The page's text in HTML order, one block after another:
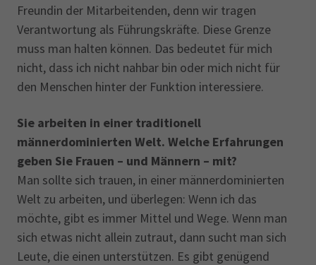
Freundin der Mitarbeitenden, denn wir tragen
Verantwortung als Führungskräfte. Diese Grenze
muss man halten können. Das bedeutet für mich
nicht, dass ich nicht nahbar bin oder mich nicht für
den Menschen hinter der Funktion interessiere.
Sie arbeiten in einer traditionell
männerdominierten Welt. Welche Erfahrungen
geben Sie Frauen – und Männern – mit?
Man sollte sich trauen, in einer männerdominierten
Welt zu arbeiten, und überlegen: Wenn ich das
möchte, gibt es immer Mittel und Wege. Wenn man
sich etwas nicht allein zutraut, dann sucht man sich
Leute, die einen unterstützen. Es gibt genügend